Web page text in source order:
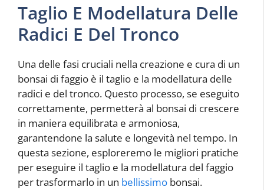
Taglio E Modellatura Delle
Radici E Del Tronco
Una delle fasi cruciali nella creazione e cura di un
bonsai di faggio è il taglio e la modellatura delle
radici e del tronco. Questo processo, se eseguito
correttamente, permetterà al bonsai di crescere
in maniera equilibrata e armoniosa,
garantendone la salute e longevità nel tempo. In
questa sezione, esploreremo le migliori pratiche
per eseguire il taglio e la modellatura del faggio
per trasformarlo in un bellissimo bonsai.